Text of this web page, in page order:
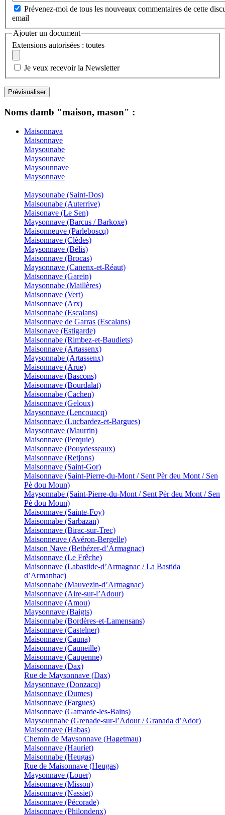
Prévenez-moi de tous les nouveaux commentaires de cette
email
Ajouter un document
Extensions autorisées : toutes
Je veux recevoir la Newsletter
Noms damb "maison, mason" :
Maisonnava
Maisonnave
Maysounabe
Maysounave
Maysounnave
Maysonnave
Maysounabe (Saint-Dos)
Maisounabe (Auterrive)
Maisonave (Le Sen)
Maysonnave (Barcus / Barkoxe)
Maisonneuve (Parleboscq)
Maisonnave (Clèdes)
Maysonnave (Bélis)
Maisonnave (Brocas)
Maysonnave (Canenx-et-Réaut)
Maisonnave (Garein)
Maysonnabe (Maillères)
Maisonnave (Vert)
Maisonnave (Arx)
Maisonnabe (Escalans)
Maisonnave de Garras (Escalans)
Maisonave (Estigarde)
Maisonnabe (Rimbez-et-Baudiets)
Maisonnave (Artassenx)
Maysonnabe (Artassenx)
Maisonnave (Arue)
Maisonnave (Bascons)
Maisonnave (Bourdalat)
Maisonnabe (Cachen)
Maisonnave (Geloux)
Maysonnave (Lencouacq)
Maisonnave (Lucbardez-et-Bargues)
Maysonnave (Maurrin)
Maisonnave (Perquie)
Maisonnave (Pouydesseaux)
Maisonnave (Retjons)
Maisonnave (Saint-Gor)
Maisonnave (Saint-Pierre-du-Mont / Sent Pèr deu Mont / Sen
Pè dou Moun)
Maysonnabe (Saint-Pierre-du-Mont / Sent Pèr deu Mont / Sen
Pè dou Moun)
Maisonnave (Sainte-Foy)
Maisonnabe (Sarbazan)
Maisonnave (Birac-sur-Trec)
Maisonneuve (Avéron-Bergelle)
Maison Nave (Betbézer-d’Armagnac)
Maisonnave (Le Frêche)
Maisonnave (Labastide-d’Armagnac / La Bastida
d’Armanhac)
Maisonnabe (Mauvezin-d’Armagnac)
Maisonnave (Aire-sur-l’Adour)
Maisonnave (Amou)
Maysonnave (Baigts)
Maisonnabe (Bordères-et-Lamensans)
Maisonnave (Castelner)
Maisonnave (Cauna)
Maisonnave (Cauneille)
Maisonnave (Caupenne)
Maisonnave (Dax)
Rue de Maysonnave (Dax)
Maysonnave (Donzacq)
Maisonnave (Dumes)
Maisonnave (Fargues)
Maisonnave (Gamarde-les-Bains)
Maysounnabe (Grenade-sur-l’Adour / Granada d’Ador)
Maisonnave (Habas)
Chemin de Maysonnave (Hagetmau)
Maisonnave (Hauriet)
Maisonnabe (Heugas)
Rue de Maisonnave (Heugas)
Maysonnave (Louer)
Maisonnave (Misson)
Maisonnave (Nassiet)
Maisonnave (Pécorade)
Maisonnave (Philondenx)